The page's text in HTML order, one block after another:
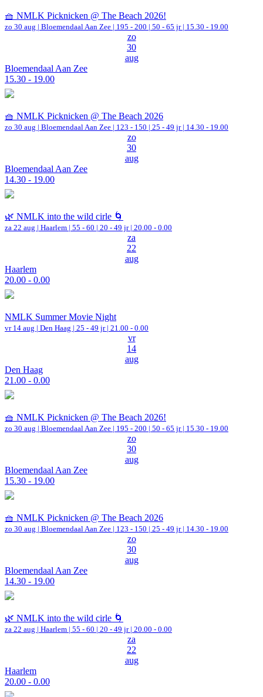
🧺 NMLK Picknicken @ The Beach 2026!
zo 30 aug | Bloemendaal Aan Zee | 195 - 200 | 50 - 65 jr | 15.30 - 19.00
zo
30
aug
Bloemendaal Aan Zee
15.30 - 19.00
🧺 NMLK Picknicken @ The Beach 2026
zo 30 aug | Bloemendaal Aan Zee | 123 - 150 | 25 - 49 jr | 14.30 - 19.00
zo
30
aug
Bloemendaal Aan Zee
14.30 - 19.00
🌿 NMLK into the wild cirle 🌀
za 22 aug | Haarlem | 55 - 60 | 20 - 49 jr | 20.00 - 0.00
za
22
aug
Haarlem
20.00 - 0.00
NMLK Summer Movie Night
vr 14 aug | Den Haag | 25 - 49 jr | 21.00 - 0.00
vr
14
aug
Den Haag
21.00 - 0.00
🧺 NMLK Picknicken @ The Beach 2026!
zo 30 aug | Bloemendaal Aan Zee | 195 - 200 | 50 - 65 jr | 15.30 - 19.00
zo
30
aug
Bloemendaal Aan Zee
15.30 - 19.00
🧺 NMLK Picknicken @ The Beach 2026
zo 30 aug | Bloemendaal Aan Zee | 123 - 150 | 25 - 49 jr | 14.30 - 19.00
zo
30
aug
Bloemendaal Aan Zee
14.30 - 19.00
🌿 NMLK into the wild cirle 🌀
za 22 aug | Haarlem | 55 - 60 | 20 - 49 jr | 20.00 - 0.00
za
22
aug
Haarlem
20.00 - 0.00